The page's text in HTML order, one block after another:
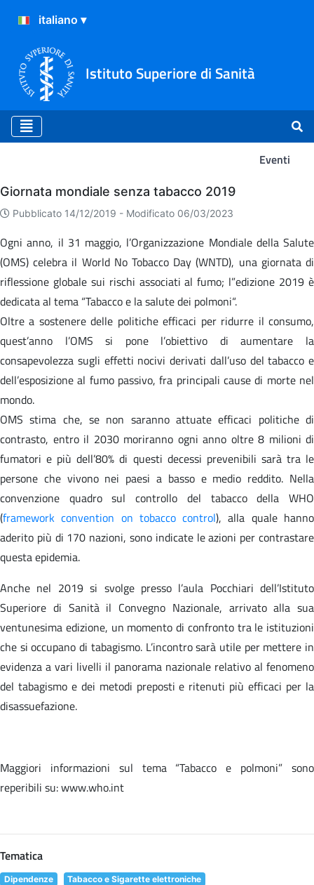
Istituto Superiore di Sanità
Eventi
Eventi
Giornata mondiale senza tabacco 2019
Pubblicato 14/12/2019 - Modificato 06/03/2023
Ogni anno, il 31 maggio, l’Organizzazione Mondiale della Salute
(OMS) celebra il World No Tobacco Day (WNTD), una giornata di
riflessione globale sui rischi associati al fumo; l”edizione 2019 è
dedicata al tema “Tabacco e la salute dei polmoni“.
Oltre a sostenere delle politiche efficaci per ridurre il consumo,
quest’anno l’OMS si pone l’obiettivo di aumentare la
consapevolezza sugli effetti nocivi derivati dall’uso del tabacco e
dell’esposizione al fumo passivo, fra principali cause di morte nel
mondo.
OMS stima che, se non saranno attuate efficaci politiche di
contrasto, entro il 2030 moriranno ogni anno oltre 8 milioni di
fumatori e più dell’80% di questi decessi prevenibili sarà tra le
persone che vivono nei paesi a basso e medio reddito. Nella
convenzione quadro sul controllo del tabacco della WHO
(framework convention on tobacco control), alla quale hanno
aderito più di 170 nazioni, sono indicate le azioni per contrastare
questa epidemia.
Anche nel 2019 si svolge presso l’aula Pocchiari dell’Istituto
Superiore di Sanità il Convegno Nazionale, arrivato alla sua
ventunesima edizione, un momento di confronto tra le istituzioni
che si occupano di tabagismo. L’incontro sarà utile per mettere in
evidenza a vari livelli il panorama nazionale relativo al fenomeno
del tabagismo e dei metodi preposti e ritenuti più efficaci per la
disassuefazione.
Maggiori informazioni sul tema “Tabacco e polmoni” sono
reperibili su: www.who.int
Tematica
Dipendenze Tabacco e Sigarette elettroniche